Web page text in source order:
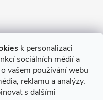
k personalizaci
sociálních médií a
vašem používání webu
reklamu a analýzy.
s dalšími